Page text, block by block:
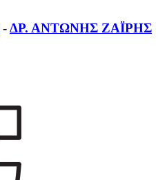
-ΔΡ. ΑΝΤΩΝΗΣ ΖΑΪΡΗΣ